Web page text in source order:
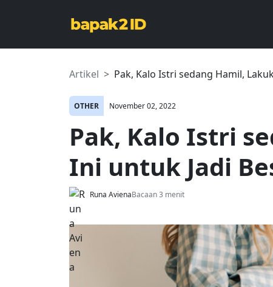
Artikel Pak, Kalo Istri sedang Hamil,
OTHER November 02, 2022
Pak, Kalo Istri
Ini untuk Jadi
Runa AvienaBacaan 3 menit